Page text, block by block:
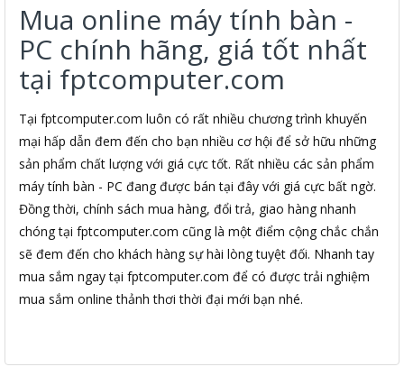
Mua online máy tính bàn -
PC chính hãng, giá tốt nhất
tại fptcomputer.com
Tại fptcomputer.com luôn có rất nhiều chương trình khuyến
mại hấp dẫn đem đến cho bạn nhiều cơ hội để sở hữu những
sản phẩm chất lượng với giá cực tốt. Rất nhiều các sản phẩm
máy tính bàn - PC đang được bán tại đây với giá cực bất ngờ.
Đồng thời, chính sách mua hàng, đổi trả, giao hàng nhanh
chóng tại fptcomputer.com cũng là một điểm cộng chắc chắn
sẽ đem đến cho khách hàng sự hài lòng tuyệt đối. Nhanh tay
mua sắm ngay tại fptcomputer.com để có được trải nghiệm
mua sắm online thảnh thơi thời đại mới bạn nhé.